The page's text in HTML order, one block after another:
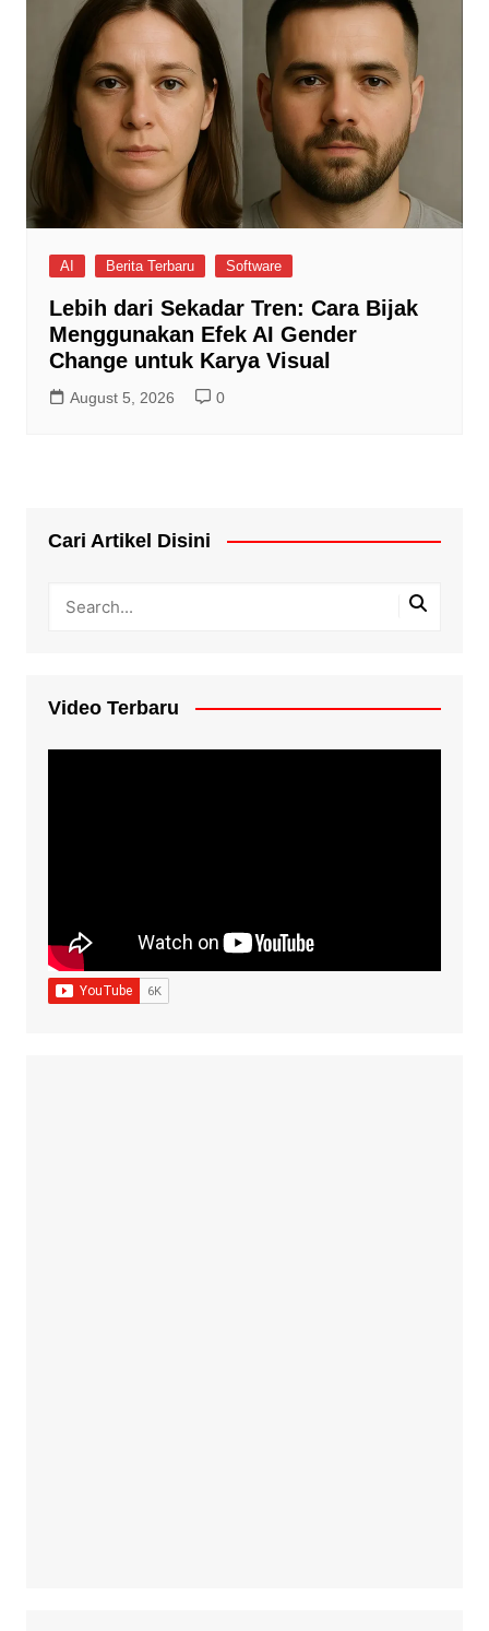
AI Berita Terbaru Software
Lebih dari Sekadar Tren: Cara Bijak
Menggunakan Efek AI Gender
Change untuk Karya Visual
August 5, 2026 0
Cari Artikel Disini
Video Terbaru